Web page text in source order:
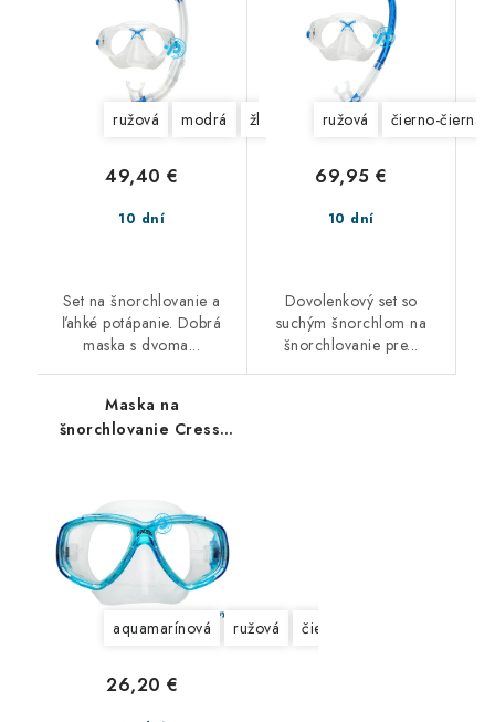
ružová modrá žltá
10 dní
49,40 €
Set na šnorchlovanie a
ľahké potápanie. Dobrá
maska s dvoma...
ružová čierno-čierna
10 dní
69,95 €
Dovolenkový set so
suchým šnorchlom na
šnorchlovanie pre...
Maska na
šnorchlovanie Cressi
aquamarínová ružová čierno-čierna
26,20 €